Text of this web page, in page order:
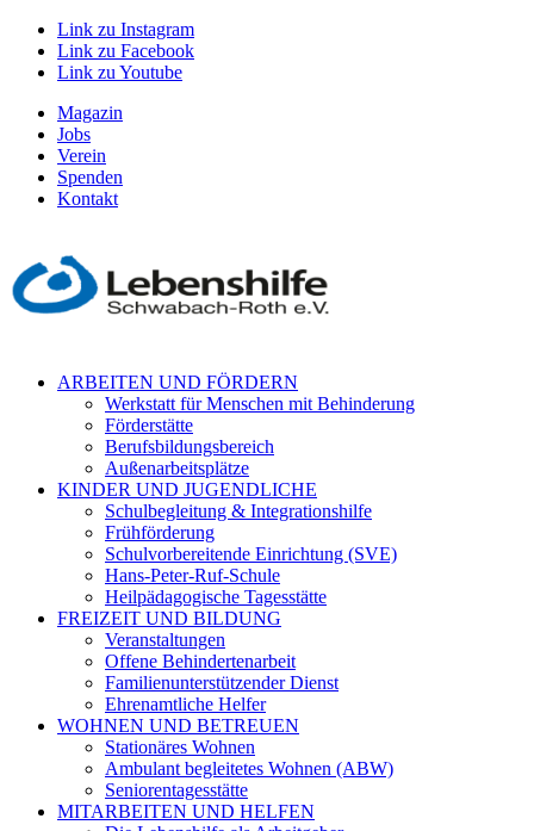
Link zu Instagram
Link zu Facebook
Link zu Youtube
Magazin
Jobs
Verein
Spenden
Kontakt
ARBEITEN UND FÖRDERN
Werkstatt für Menschen mit Behinderung
Förderstätte
Berufsbildungsbereich
Außenarbeitsplätze
KINDER UND JUGENDLICHE
Schulbegleitung & Integrationshilfe
Frühförderung
Schulvorbereitende Einrichtung (SVE)
Hans-Peter-Ruf-Schule
Heilpädagogische Tagesstätte
FREIZEIT UND BILDUNG
Veranstaltungen
Offene Behindertenarbeit
Familienunterstützender Dienst
Ehrenamtliche Helfer
WOHNEN UND BETREUEN
Stationäres Wohnen
Ambulant begleitetes Wohnen (ABW)
Seniorentagesstätte
MITARBEITEN UND HELFEN